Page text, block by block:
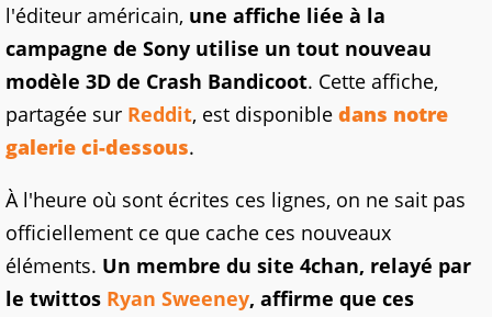
l'éditeur américain, une affiche liée à la
campagne de Sony utilise un tout nouveau
modèle 3D de Crash Bandicoot. Cette affiche,
partagée sur Reddit, est disponible dans notre
galerie ci-dessous.
À l'heure où sont écrites ces lignes, on ne sait pas
officiellement ce que cache ces nouveaux
éléments. Un membre du site 4chan, relayé par
le twittos Ryan Sweeney, affirme que ces